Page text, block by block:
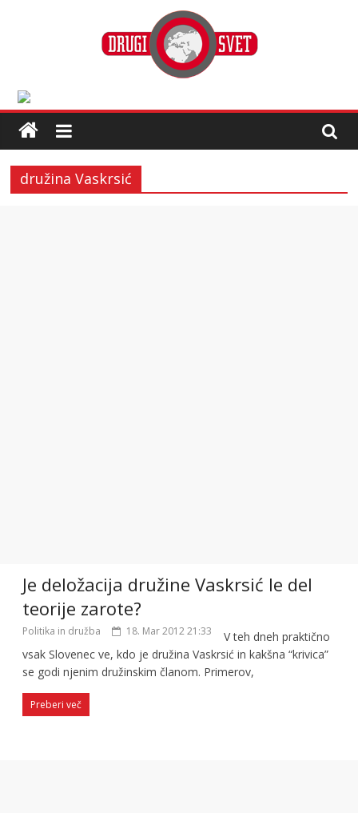
družina Vaskrsić
Je deložacija družine Vaskrsić le del
teorije zarote?
Politika in družba 18. Mar 2012 21:33
V teh dneh praktično
vsak Slovenec ve, kdo je družina Vaskrsić in kakšna “krivica”
se godi njenim družinskim članom. Primerov,
Preberi več